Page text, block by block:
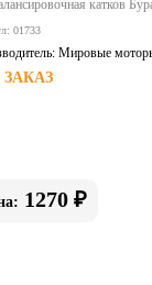
катков
01733
Мировые
ЗАКАЗ
1270 ₽